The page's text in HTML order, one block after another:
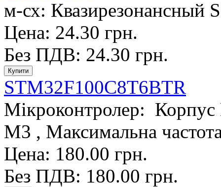
м-сх: Квазирезонансный
Цена: 24.30 грн.
Без ПДВ: 24.30 грн.
STM32F100C8T6BTR
Мікроконтролер:
M3 , Максимальна
Цена: 180.00 грн.
Без ПДВ: 180.00 грн.